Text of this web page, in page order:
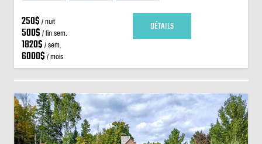
250$ / nuit
500$ / fin sem.
1820$ / sem.
6000$ / mois
DÉTAILS